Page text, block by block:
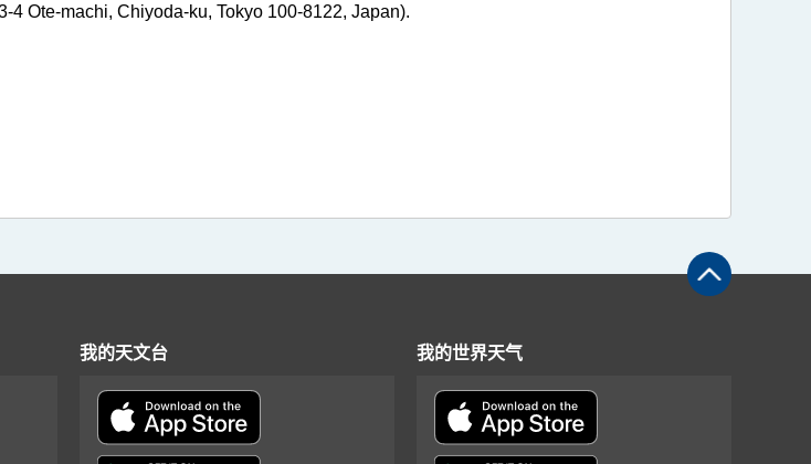
4 Ote-machi, Chiyoda-ku, Tokyo 100-8122, Japan).
我的天文台 我的世界天气